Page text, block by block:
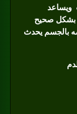
ويساعد
بشكل صحيح
بالجسم يحدث